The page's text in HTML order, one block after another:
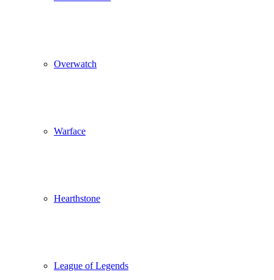
Overwatch
Warface
Hearthstone
League of Legends